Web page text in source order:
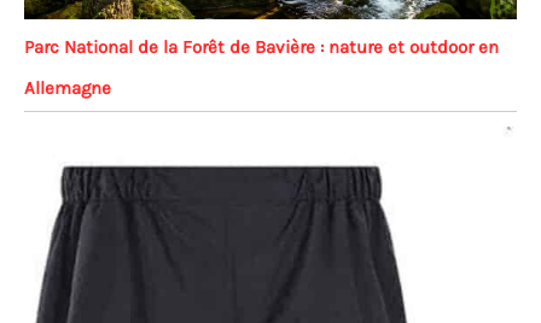
Parc National de la Forêt de Bavière : nature et outdoor en
Allemagne